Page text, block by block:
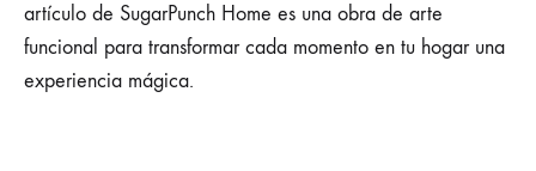
artículo de SugarPunch Home es una obra de arte
funcional para transformar cada momento en tu hogar una
experiencia mágica.